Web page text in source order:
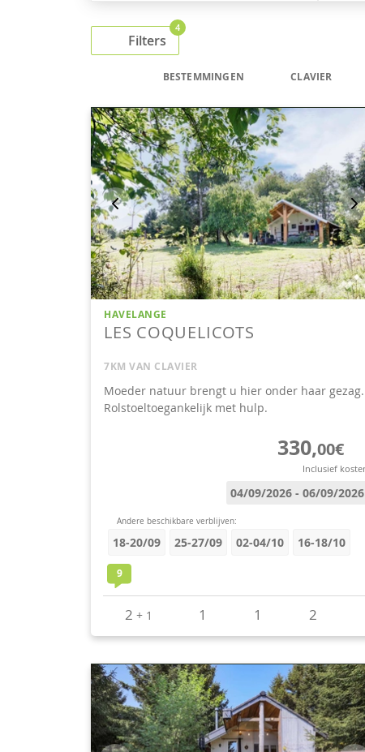
Filters
4
BESTEMMINGEN CLAVIER